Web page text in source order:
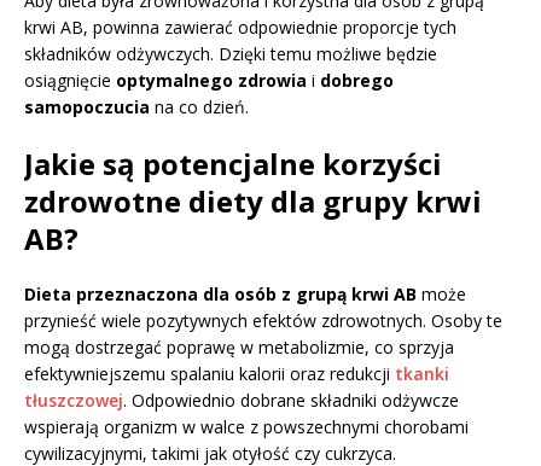
krwi AB, powinna zawierać odpowiednie proporcje tych
składników odżywczych. Dzięki temu możliwe będzie
osiągnięcie optymalnego zdrowia i dobrego
samopoczucia na co dzień.
Jakie są potencjalne korzyści
zdrowotne diety dla grupy krwi
AB?
Dieta przeznaczona dla osób z grupą krwi AB może
przynieść wiele pozytywnych efektów zdrowotnych. Osoby te
mogą dostrzegać poprawę w metabolizmie, co sprzyja
efektywniejszemu spalaniu kalorii oraz redukcji tkanki
tłuszczowej. Odpowiednio dobrane składniki odżywcze
wspierają organizm w walce z powszechnymi chorobami
cywilizacyjnymi, takimi jak otyłość czy cukrzyca.